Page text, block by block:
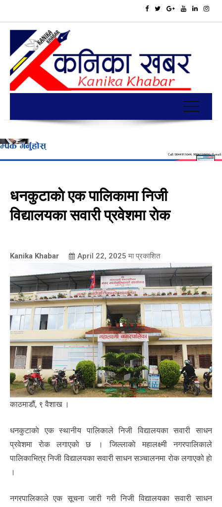
धनकुटाकाे एक पालिकामा निजी
विद्यालयका सवारी प्रवेशमा राेक
Kanika Khabar April 22, 2025 मा प्रकाशित
काठमाडौं, ९ वैशाख ।
धनकुटाकाे एक स्थानीय पालिकाले निजी विद्यालयका सवारी साधन
प्रवेशमा राेक लगाएकाे छ । जिल्लाकाे महालक्ष्मी नगरपालिकाले
पालिकाभित्र निजी विद्यालयका सवारी साधन सञ्चालनमा रोक लगाएको हाे
।
नगरपालिकाले एक सूचना जारी गरी निजी विद्यालयका सवारी साधन